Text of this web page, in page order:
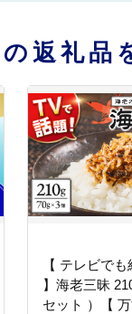
返礼品
【 テレビで
】海老三昧
セット ）【